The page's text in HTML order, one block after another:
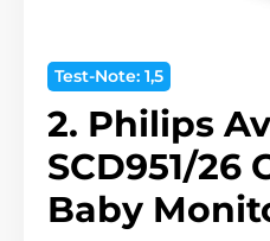
Test-Note: 1,5
2. Philips
SCD951/26
Baby